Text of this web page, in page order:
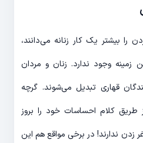
را بیشتر یک کار زنانه می‌دانند،
وجود ندارد. زنان و مردان
قهاری تبدیل می‌شوند. گرچه
طریق کلام احساسات خود را بروز
زدن ندارند! در برخی مواقع هم این